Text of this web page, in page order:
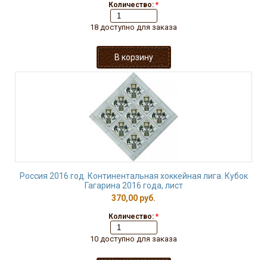
Количество: *
18 доступно для заказа
Россия 2016 год. Континентальная хоккейная лига. Кубок
Гагарина 2016 года, лист
370,00 руб.
Количество: *
10 доступно для заказа